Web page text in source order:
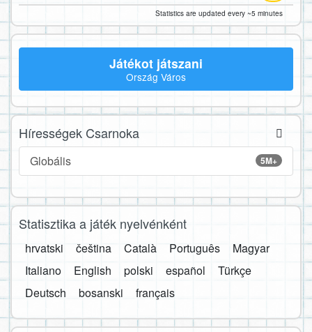
Statistics are updated every ~5 minutes
Játékot játszani
Ország Város
Hírességek Csarnoka
5M+
Globális
Statisztika a játék nyelvénként
hrvatski čeština Català Português
Magyar
Italiano
English polski español
Türkçe
Deutsch
bosanski français